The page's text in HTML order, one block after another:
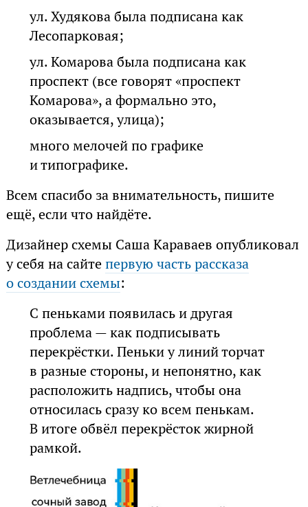
ул. Худякова была подписана как
Лесопарковая;
ул. Комарова была подписана как
проспект (все говорят «проспект
Комарова», а формально это,
оказывается, улица);
много мелочей по графике
и типографике.
Всем спасибо за внимательность, пишите
ещё, если что найдёте.
Дизайнер схемы Саша Караваев опубликовал
у себя на сайтепервую часть рассказа
о создании схемы:
С пеньками появилась и другая
проблема — как подписывать
перекрёстки. Пеньки у линий торчат
в разные стороны, и непонятно, как
расположить надпись, чтобы она
относилась сразу ко всем пенькам.
В итоге обвёл перекрёсток жирной
рамкой.